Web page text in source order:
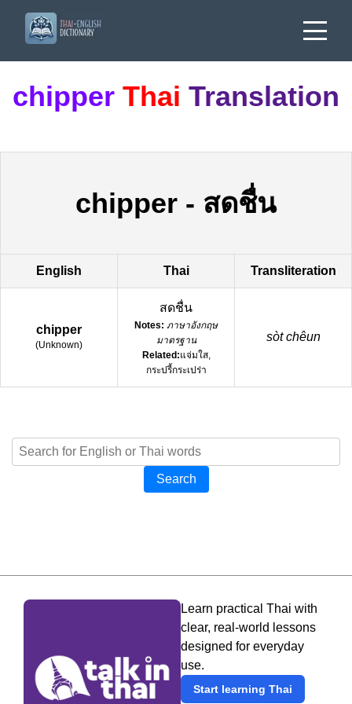
chipper Thai Translation
chipper - สดชื่น
English Thai Transliteration
chipper
(Unknown)
สดชื่น
Notes: ภาษาอังกฤษ
มาตรฐาน
Related:แจ่มใส,
กระปรี้กระเปร่า
sòt chêun
Search
Learn practical Thai with
clear, real-world lessons
designed for everyday
use.
Start learning Thai